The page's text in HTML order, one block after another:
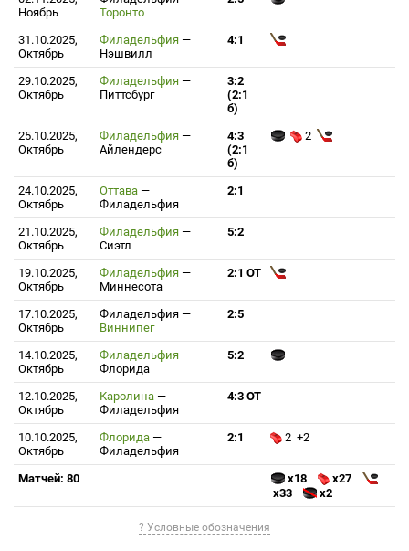
Ноябрь
Торонто
31.10.2025,
Октябрь
Филадельфия —
Нэшвилл
4:1
29.10.2025,
Октябрь
Филадельфия —
Питтсбург
3:2
(2:1
б)
25.10.2025,
Октябрь
Филадельфия —
Айлендерс
4:3
(2:1
б)
2
24.10.2025,
Октябрь
Оттава —
Филадельфия
2:1
21.10.2025,
Октябрь
Филадельфия —
Сиэтл
5:2
19.10.2025,
Октябрь
Филадельфия —
Миннесота
2:1 ОТ
17.10.2025,
Октябрь
Филадельфия —
Виннипег
2:5
14.10.2025,
Октябрь
Филадельфия —
Флорида
5:2
12.10.2025,
Октябрь
Каролина —
Филадельфия
4:3 ОТ
10.10.2025,
Октябрь
Флорида —
Филадельфия
2:1 2 +2
Матчей: 80 x18
x27
x33
x2
? Условные обозначения